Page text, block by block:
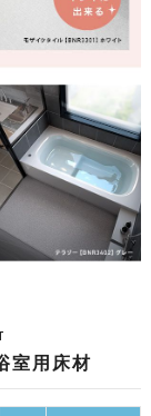
室用床材